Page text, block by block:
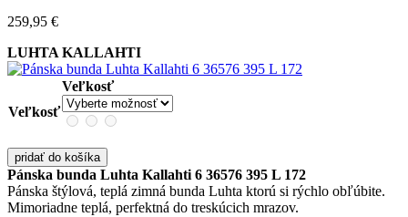
259,95 €
LUHTA KALLAHTI
Veľkosť
Veľkosť
pridať do košíka
Pánska bunda Luhta Kallahti 6 36576 395 L 172
Pánska štýlová, teplá zimná bunda Luhta ktorú si rýchlo obľúbite.
Mimoriadne teplá, perfektná do treskúcich mrazov.